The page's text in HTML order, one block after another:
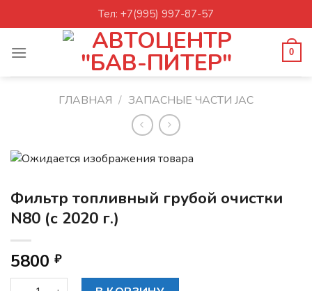
to
Тел: +7(995) 997-87-57
0
ГЛАВНАЯ / ЗАПАСНЫЕ ЧАСТИ JAC
Фильтр топливный грубой очистки
N80 (с 2020 г.)
5800 ₽
Количество товара Фильтр топливный грубой очистки